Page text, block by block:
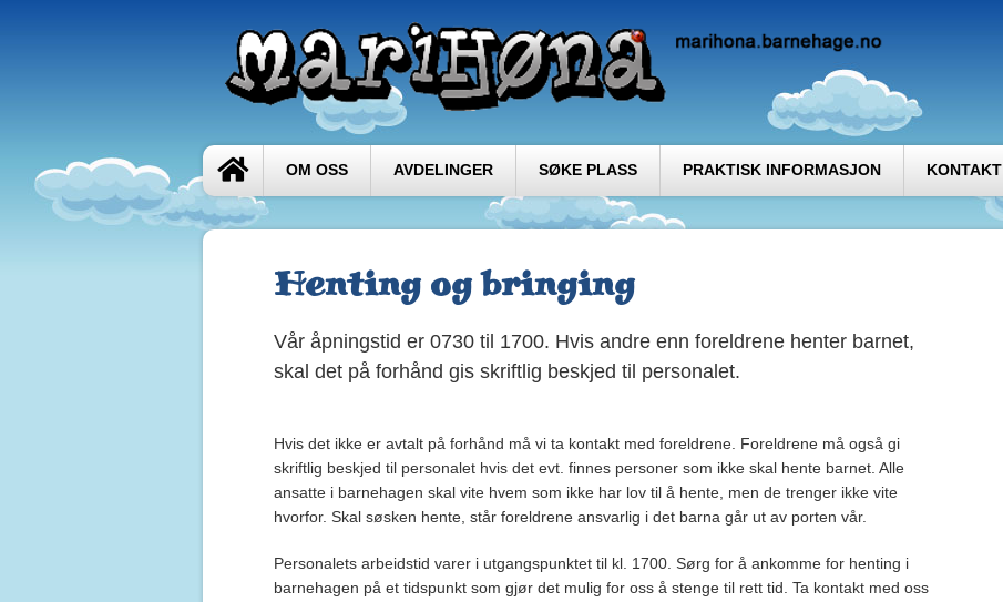
OM OSS AVDELINGER SØKE PLASS PRAKTISK INFORMASJON KONTAKT
Henting og bringing
Vår åpningstid er 0730 til 1700. Hvis andre enn foreldrene henter barnet,
skal det på forhånd gis skriftlig beskjed til personalet.
Hvis det ikke er avtalt på forhånd må vi ta kontakt med foreldrene. Foreldrene må også gi
skriftlig beskjed til personalet hvis det evt. finnes personer som ikke skal hente barnet. Alle
ansatte i barnehagen skal vite hvem som ikke har lov til å hente, men de trenger ikke vite
hvorfor. Skal søsken hente, står foreldrene ansvarlig i det barna går ut av porten vår.
Personalets arbeidstid varer i utgangspunktet til kl. 1700. Sørg for å ankomme for henting i
barnehagen på et tidspunkt som gjør det mulig for oss å stenge til rett tid. Ta kontakt med oss